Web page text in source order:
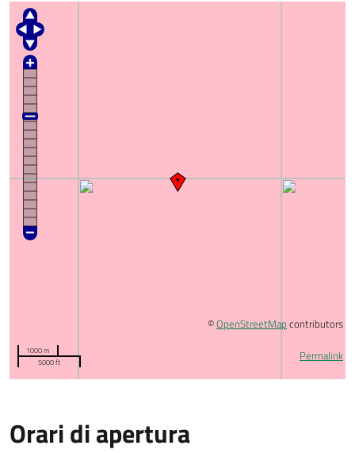
1000 m
5000 ft
Permalink
©OpenStreetMap contributors
Orari di apertura